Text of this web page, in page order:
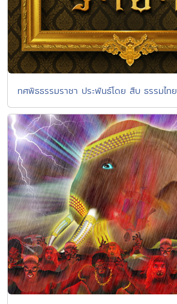
ทศพิธธรรมราชา ประพันธ์โดย สืบ ธรรมไทย